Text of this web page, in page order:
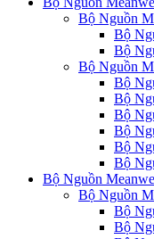
Bộ Nguồn
Bộ
Bộ
Bộ Nguồn
Bộ
Bộ
Bộ
Bộ
Bộ
Bộ
Bộ Nguồn
Bộ Nguồn
Bộ
Bộ